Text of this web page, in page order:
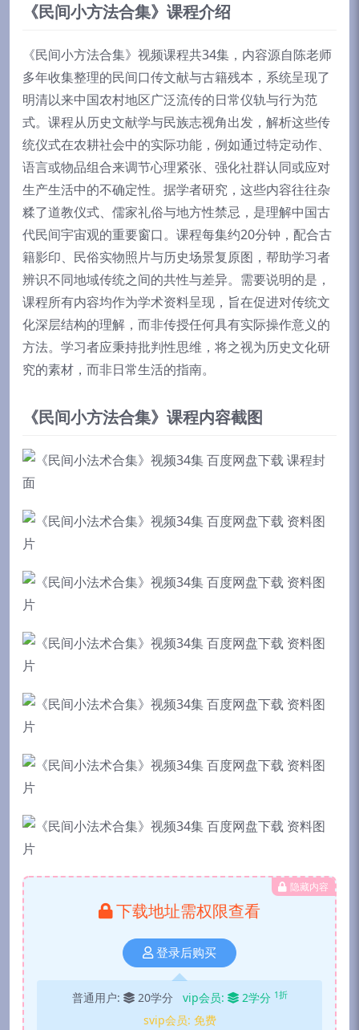
《民间小方法合集》课程介绍
《民间小方法合集》视频课程共34集，内容源自陈老师
多年收集整理的民间口传文献与古籍残本，系统呈现了
明清以来中国农村地区广泛流传的日常仪轨与行为范
式。课程从历史文献学与民族志视角出发，解析这些传
统仪式在农耕社会中的实际功能，例如通过特定动作、
语言或物品组合来调节心理紧张、强化社群认同或应对
生产生活中的不确定性。据学者研究，这些内容往往杂
糅了道教仪式、儒家礼俗与地方性禁忌，是理解中国古
代民间宇宙观的重要窗口。课程每集约20分钟，配合古
籍影印、民俗实物照片与历史场景复原图，帮助学习者
辨识不同地域传统之间的共性与差异。需要说明的是，
课程所有内容均作为学术资料呈现，旨在促进对传统文
化深层结构的理解，而非传授任何具有实际操作意义的
方法。学习者应秉持批判性思维，将之视为历史文化研
究的素材，而非日常生活的指南。
《民间小方法合集》课程内容截图
隐藏内容
下载地址需权限查看
登录后购买
普通用户: 20学分 vip会员: 2学分 1折
svip会员: 免费